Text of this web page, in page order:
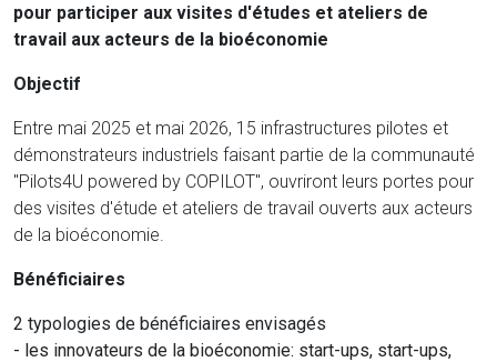
pour participer aux visites d'études et ateliers de
travail aux acteurs de la bioéconomie
Objectif
Entre mai 2025 et mai 2026, 15 infrastructures pilotes et
démonstrateurs industriels faisant partie de la communauté
"Pilots4U powered by COPILOT", ouvriront leurs portes pour
des visites d'étude et ateliers de travail ouverts aux acteurs
de la bioéconomie.
Bénéficiaires
2 typologies de bénéficiaires envisagés
- les innovateurs de la bioéconomie: start-ups, start-ups,